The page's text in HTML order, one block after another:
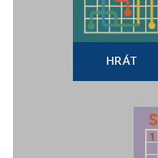
HRÁT